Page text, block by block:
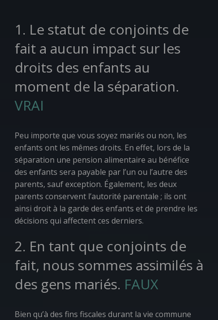
1. Le statut de conjoints de
fait a aucun impact sur les
droits des enfants au
moment de la séparation.
VRAI
Peu importe que vous soyez mariés ou non, les
enfants ont les mêmes droits. En effet, lors de la
séparation une pension alimentaire au bénéfice
des enfants sera payable par l’un ou l’autre des
parents, sauf exception. Également, les deux
parents conservent l’autorité parentale ; ils ont
ainsi droit à la garde des enfants et de prendre les
décisions qui affectent ces derniers.
2. En tant que conjoints de
fait, nous sommes assimilés à
des gens mariés. FAUX
Bien qu’à des fins fiscales durant la vie commune